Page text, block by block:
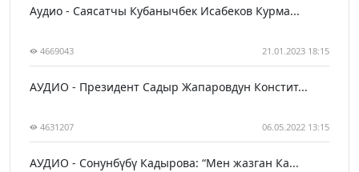
Аудио - Саясатчы Кубанычбек Исабеков Курма...
4669043 21.01.2023 18:15
АУДИО - Президент Садыр Жапаровдун Констит...
4631207 06.05.2022 13:15
АУДИО - Сонунбүбү Кадырова: “Мен жазган Ка...